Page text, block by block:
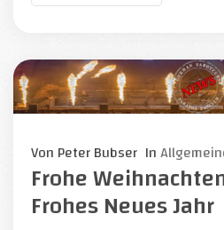
Von Peter Bubser In
Frohe
Frohes Neues Jahr